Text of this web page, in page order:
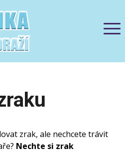
zrak, ale nechcete trávit
Nechte si zrak